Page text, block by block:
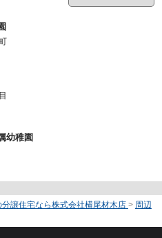
幼稚園
譲住宅なら株式会社横尾材木店 > 周辺